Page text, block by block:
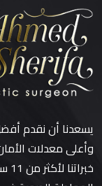
وأعلى معدلات